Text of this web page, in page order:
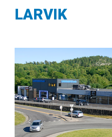
LARVIK